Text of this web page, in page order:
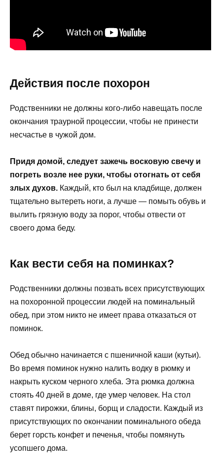
Действия после похорон
Родственники не должны кого-либо навещать после
окончания траурной процессии, чтобы не принести
несчастье в чужой дом.
Придя домой, следует зажечь восковую свечу и
погреть возле нее руки, чтобы отогнать от себя
злых духов. Каждый, кто был на кладбище, должен
тщательно вытереть ноги, а лучше — помыть обувь и
вылить грязную воду за порог, чтобы отвести от
своего дома беду.
Как вести себя на поминках?
Родственники должны позвать всех присутствующих
на похоронной процессии людей на поминальный
обед, при этом никто не имеет права отказаться от
поминок.
Обед обычно начинается с пшеничной каши (кутьи).
Во время поминок нужно налить водку в рюмку и
накрыть куском черного хлеба. Эта рюмка должна
стоять 40 дней в доме, где умер человек. На стол
ставят пирожки, блины, борщ и сладости. Каждый из
присутствующих по окончании поминального обеда
берет горсть конфет и печенья, чтобы помянуть
усопшего дома.